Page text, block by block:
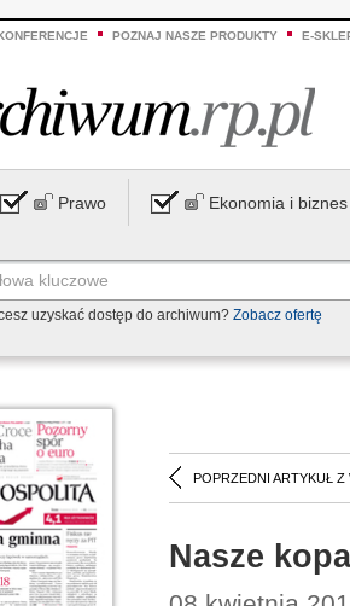
POZNAJ NASZE PRODUKTY E-
Prawo Ekonomia i biznes
uzyskać dostęp do archiwum? Zobacz ofertę
POPRZEDNI ARTYKUŁ Z
Nasze